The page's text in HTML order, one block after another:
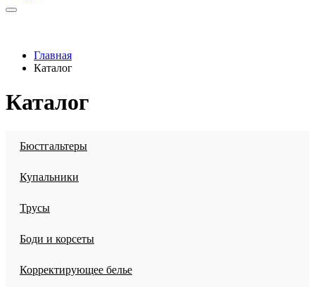
Главная
Каталог
Каталог
Бюстгальтеры
Купальники
Трусы
Боди и корсеты
Корректирующее белье